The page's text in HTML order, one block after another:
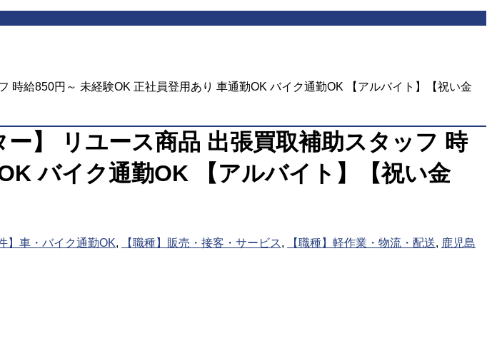
時給850円～ 未経験OK 正社員登用あり 車通勤OK バイク通勤OK 【アルバイト】【祝い金
】 リユース商品 出張買取補助スタッフ 時
バイク通勤OK 【アルバイト】【祝い金
】車・バイク通勤OK, 【職種】販売・接客・サービス, 【職種】軽作業・物流・配送, 鹿児島